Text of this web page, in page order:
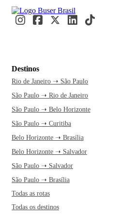
Destinos
Rio de Janeiro ➝ São Paulo
São Paulo ➝ Rio de Janeiro
São Paulo ➝ Belo Horizonte
São Paulo ➝ Curitiba
Belo Horizonte ➝ Brasília
Belo Horizonte ➝ Salvador
São Paulo ➝ Salvador
São Paulo ➝ Brasília
Todas as rotas
Todas os destinos